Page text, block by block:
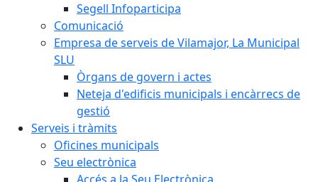
Segell Infoparticipa
Comunicació
Empresa de serveis de Vilamajor, La Municipal
SLU
Òrgans de govern i actes
Neteja d'edificis municipals i encàrrecs de
gestió
Serveis i tràmits
Oficines municipals
Seu electrònica